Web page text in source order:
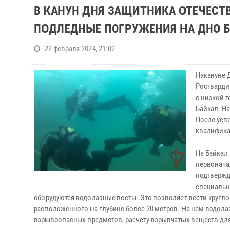
В КАНУН ДНЯ ЗАЩИТНИКА
ПОДЛЕДНЫЕ ПОГРУЖЕНИЯ НА ДНО
22 февраля 2024, 21:02
Накануне
с низкой
Байкал.
После
На
оборудуются водолазные посты. Это позволяет вести
расположенного на глубине более 20 метров. На нем
взрывоопасных предметов, расчету взрывчатых веществ